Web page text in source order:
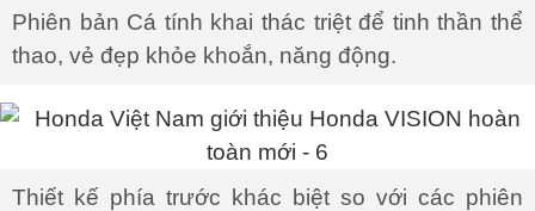
Phiên bản Cá tính khai thác triệt để tinh thần thể
thao, vẻ đẹp khỏe khoắn, năng động.
Thiết kế phía trước khác biệt so với các phiên